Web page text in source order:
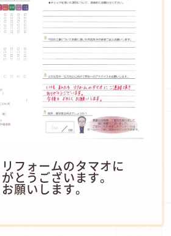
フォームのタマオに
とうございます。
願いします。